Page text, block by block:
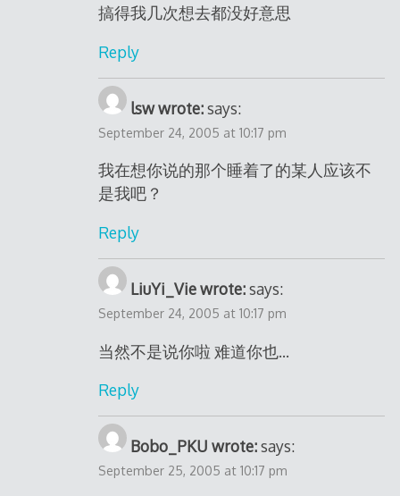
搞得我几次想去都没好意思
Reply
lsw wrote: says:
September 24, 2005 at 10:17 pm
我在想你说的那个睡着了的某人应该不
是我吧？
Reply
LiuYi_Vie wrote: says:
September 24, 2005 at 10:17 pm
当然不是说你啦 难道你也…
Reply
Bobo_PKU wrote: says:
September 25, 2005 at 10:17 pm